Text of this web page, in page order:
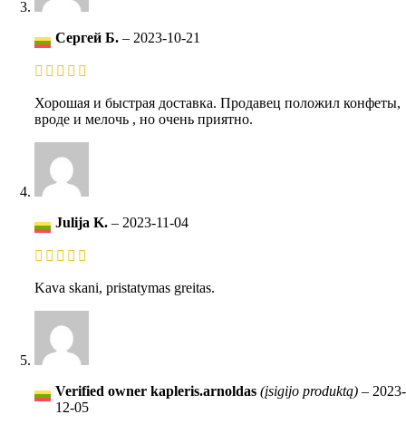
Сергей Б. – 2023-10-21
Хорошая и быстрая доставка. Продавец положил конфеты,
вроде и мелочь , но очень приятно.
Julija K. – 2023-11-04
Kava skani, pristatymas greitas.
Verified owner kapleris.arnoldas (įsigijo produktą) – 2023-
12-05